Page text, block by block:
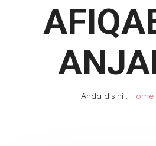
Anda disini : Home